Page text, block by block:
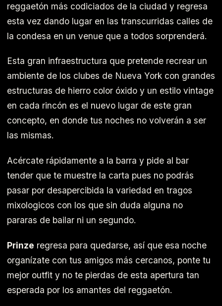
reggaetón más codiciados de la ciudad y regresa
esta vez dando lugar en las transcurridas calles de
la condesa en un venue que a todos sorprenderá.
Esta gran infraestructura que pretende recrear un
ambiente de los clubes de Nueva York con grandes
estructuras de hierro color óxido y un estilo vintage
en cada rincón es el nuevo lugar de este gran
concepto, en donde tus noches no volverán a ser
las mismas.
Acércate rápidamente a la barra y pide al bar
tender que te muestre la carta pues no podrás
pasar por desapercibida la variedad en tragos
mixologicos con los que sin duda alguna no
pararas de bailar ni un segundo.
Prinze regresa para quedarse, así que esa noche
organízate con tus amigos más cercanos, ponte tu
mejor outfit y no te pierdas de esta apertura tan
esperada por los amantes del reggaetón.